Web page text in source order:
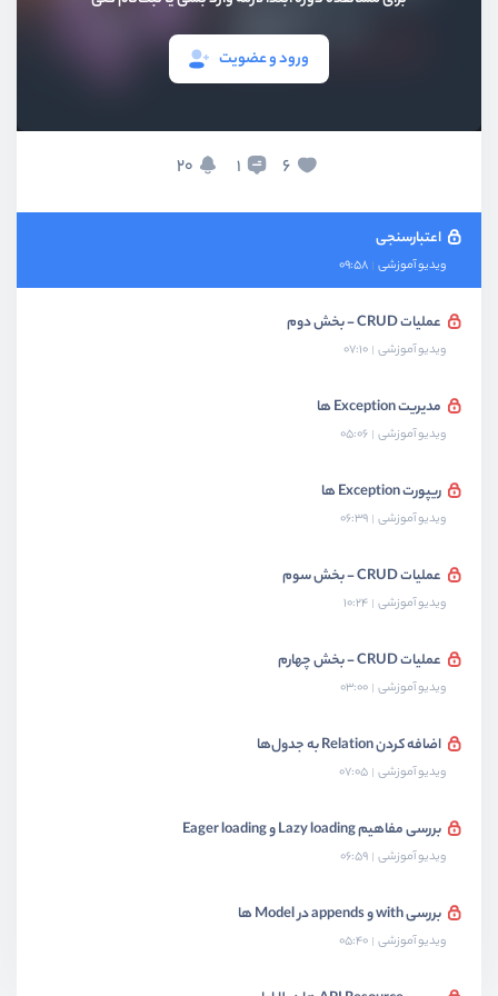
ورود و عضویت
6
1
20
ویدیو آموزشی
نکات مهم درباره متدهای Http Request
اعتبارسنجی
ویدیو آموزشی 09:58
عملیات CRUD - بخش دوم
ویدیو آموزشی 07:10
مدیریت Exception ها
ویدیو آموزشی 05:06
ریپورت Exception ها
ویدیو آموزشی 06:39
عملیات CRUD - بخش سوم
ویدیو آموزشی 10:24
عملیات CRUD - بخش چهارم
ویدیو آموزشی 03:00
اضافه کردن Relation به جدول‌ها
ویدیو آموزشی 07:05
بررسی مفاهیم Lazy loading و Eager loading
ویدیو آموزشی 06:59
بررسی with و appends در Model ها
ویدیو آموزشی 05:40